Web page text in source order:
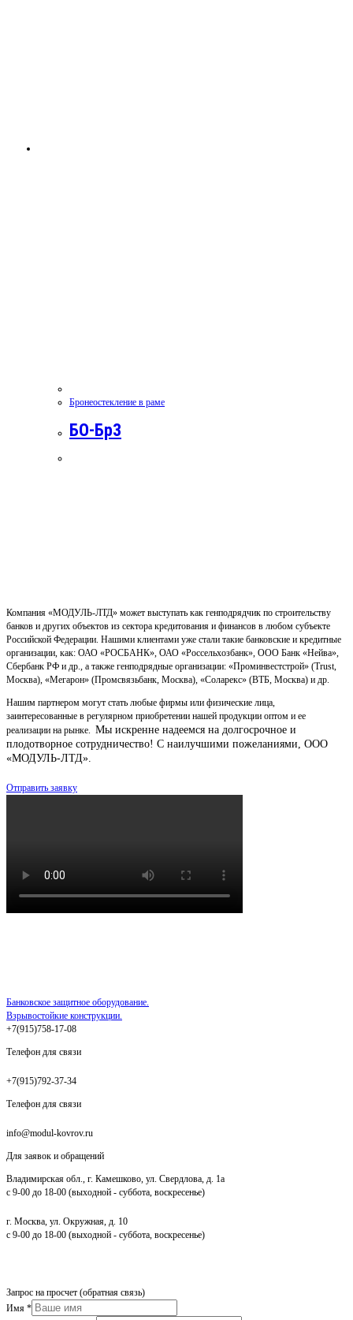
Бронеостекление в раме
БО-Бр3
Компания «МОДУЛЬ-ЛТД» может выступать как генподрядчик по строительству
банков и других объектов из сектора кредитования и финансов в любом субъекте
Российской Федерации. Нашими клиентами уже стали такие банковские и кредитные
организации, как: ОАО «РОСБАНК», ОАО «Россельхозбанк», ООО Банк «Нейва»,
Сбербанк РФ и др., а также генподрядные организации: «Проминвестстрой» (Trust,
Москва), «Мегарон» (Промсвязьбанк, Москва), «Соларекс» (ВТБ, Москва) и др.
Нашим партнером могут стать любые фирмы или физические лица,
заинтересованные в регулярном приобретении нашей продукции оптом и ее
реализации на рынке. Мы искренне надеемся на долгосрочное и
плодотворное сотрудничество! С наилучшими пожеланиями, ООО
«МОДУЛЬ-ЛТД».
Отправить заявку
Банковское защитное оборудование.
Взрывостойкие конструкции.
+7(915)758-17-08
Телефон для связи
+7(915)792-37-34
Телефон для связи
info@modul-kovrov.ru
Для заявок и обращений
Владимирская обл., г. Камешково, ул. Свердлова, д. 1а
с 9-00 до 18-00 (выходной - суббота, воскресенье)
г. Москва, ул. Окружная, д. 10
с 9-00 до 18-00 (выходной - суббота, воскресенье)
Запрос на просчет (обратная связь)
Имя *